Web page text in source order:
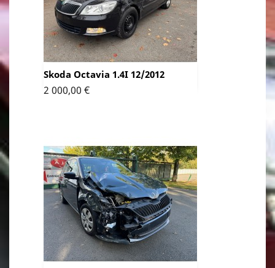
Skoda Octavia 1.4I 12/2012
Prix
2 000,00 €